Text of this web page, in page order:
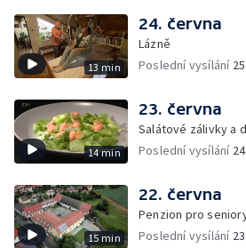
13 min
24. června
Lázně
Poslední vysílání
14 min
23. června
Salátové zálivky a
Poslední vysílání
15 min
22. června
Penzion pro
Poslední vysílání